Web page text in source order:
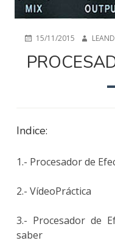
PUBLICADO
15/11/2015 AUTOR
Indice:
1.- Procesador de
2.- VídeoPráctica
3.- Procesador de
saber